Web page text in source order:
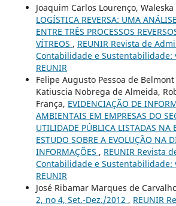
Joaquim Carlos Lourenço,
LOGÍSTICA REVERSA: UMA
ENTRE TRÊS PROCESSOS
VÍTREOS , REUNIR Revista de
Contabilidade e Sustentabilidade:
REUNIR
Felipe Augusto Pessoa de
Katiuscia Nobrega de Almeida,
França, EVIDENCIAÇÃO DE
AMBIENTAIS EM EMPRESAS DO
UTILIDADE PÚBLICA LISTADAS NA
ESTUDO SOBRE A EVOLUÇÃO NA
INFORMAÇÕES , REUNIR Revista
Contabilidade e Sustentabilidade:
REUNIR
José Ribamar Marques de
2, no 4, Set.-Dez./2012 , REUNIR